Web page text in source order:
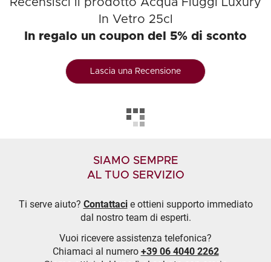
Recensisci il prodotto Acqua Fiuggi Luxury
In Vetro 25cl
In regalo un coupon del 5% di sconto
Lascia una Recensione
SIAMO SEMPRE
AL TUO SERVIZIO
Ti serve aiuto? Contattacie ottieni supporto immediato
dal nostro team di esperti.
Vuoi ricevere assistenza telefonica?
Chiamaci al numero +39 06 4040 2262